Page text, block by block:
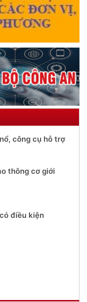
công cụ hỗ trợ
thông cơ giới
điều kiện